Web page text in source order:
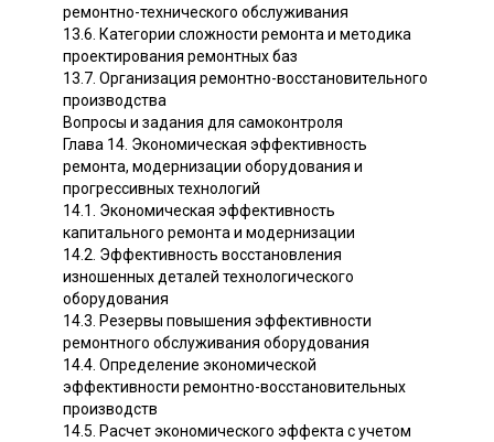
ремонтно-технического обслуживания
13.6. Категории сложности ремонта и методика
проектирования ремонтных баз
13.7. Организация ремонтно-восстановительного
производства
Вопросы и задания для самоконтроля
Глава 14. Экономическая эффективность
ремонта, модернизации оборудования и
прогрессивных технологий
14.1. Экономическая эффективность
капитального ремонта и модернизации
14.2. Эффективность восстановления
изношенных деталей технологического
оборудования
14.3. Резервы повышения эффективности
ремонтного обслуживания оборудования
14.4. Определение экономической
эффективности ремонтно-восстановительных
производств
14.5. Расчет экономического эффекта с учетом